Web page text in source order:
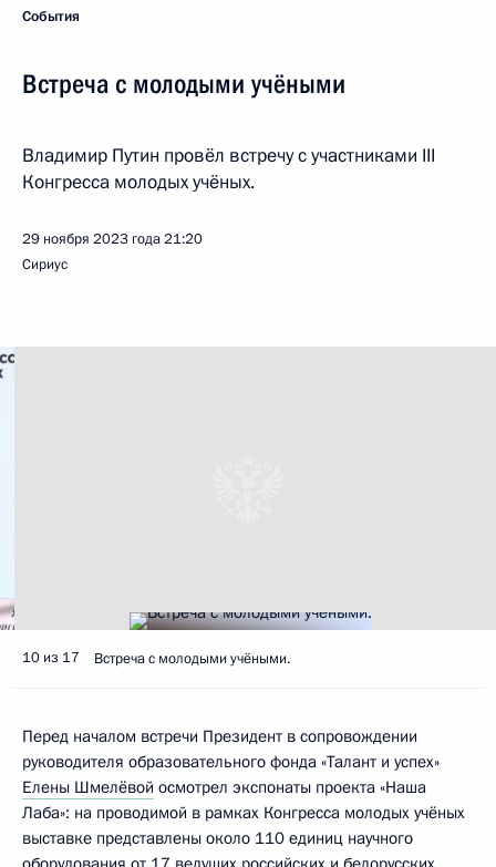
События
Встреча с молодыми учёными
Владимир Путин провёл встречу с участниками III
Конгресса молодых учёных.
29 ноября 2023 года21:20
Сириус
10 из 17 Встреча с молодыми учёными.
Перед началом встречи Президент в сопровождении
руководителя образовательного фонда «Талант и успех»
Елены Шмелёвой осмотрел экспонаты проекта «Наша
Лаба»: на проводимой в рамках Конгресса молодых учёных
выставке представлены около 110 единиц научного